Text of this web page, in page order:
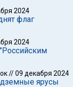
2024
флаг
2024
//09 декабря 2024
ярусы